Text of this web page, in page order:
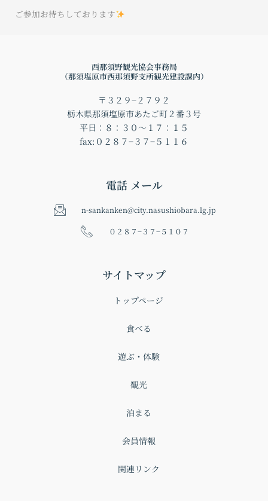
ご参加お待ちしております
西那須野観光協会事務局
（那須塩原市西那須野支所観光建設課内）
〒３２９−２７９２
栃木県那須塩原市あたご町２番３号
平日：８：３０〜１７：１５
fax:０２８７−３７−５１１６
電話 メール
n-sankanken@city.nasushiobara.lg.jp
０２８７−３７−５１０７
サイトマップ
トップページ
食べる
遊ぶ・体験
観光
泊まる
会員情報
関連リンク